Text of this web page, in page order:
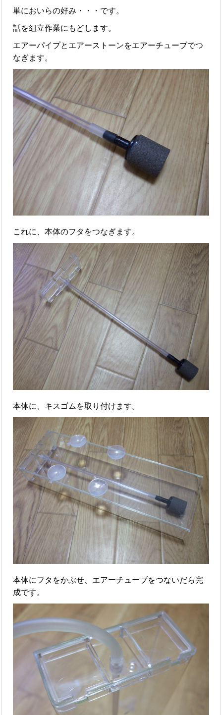
単においらの好み・・・です。
話を組立作業にもどします。
エアーパイプとエアーストーンをエアーチューブでつ
なぎます。
これに、本体のフタをつなぎます。
本体に、キスゴムを取り付けます。
本体にフタをかぶせ、エアーチューブをつないだら完
成です。